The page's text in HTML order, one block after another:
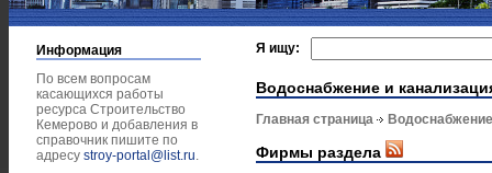
Информация
По всем вопросам
касающихся работы
ресурса Строительство
Кемерово и добавления в
справочник пишите по
адресу stroy-portal@list.ru.
Я ищу:
Водоснабжение и
Главная страница
Фирмы раздела